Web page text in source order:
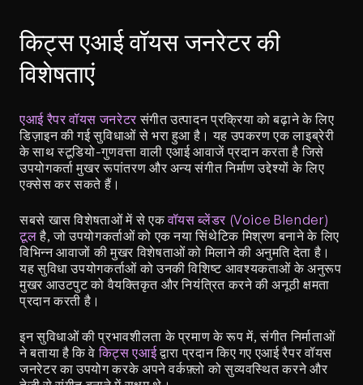
किट्स एआई वॉयस जनरेटर की
विशेषताएं
एआई रैपर वॉयस जनरेटर संगीत उत्पादन प्रक्रिया को बढ़ाने के लिए
डिज़ाइन की गई सुविधाओं से भरा हुआ है। यह उपकरण एक लाइब्रेरी
के साथ स्टूडियो-गुणवत्ता वाली एआई आवाजें प्रदान करता है जिसे
उपयोगकर्ता मुखर रूपांतरण और अन्य संगीत निर्माण उद्देश्यों के लिए
एक्सेस कर सकते हैं।
सबसे खास विशेषताओं में से एक वॉयस ब्लेंडर (Voice Blender)
टूल है, जो उपयोगकर्ताओं को एक नया सिंथेटिक मिश्रण बनाने के लिए
विभिन्न आवाजों की मुखर विशेषताओं को मिलाने की अनुमति देता है।
यह सुविधा उपयोगकर्ताओं को उनकी विशिष्ट आवश्यकताओं के अनुरूप
मुखर आउटपुट को वैयक्तिकृत और नियंत्रित करने की अनूठी क्षमता
प्रदान करती है।
इन सुविधाओं की प्रभावशीलता के प्रमाण के रूप में, संगीत निर्माताओं
ने बताया है कि वे किट्स एआई द्वारा प्रदान किए गए एआई रैपर वॉयस
जनरेटर का उपयोग करके अपने वर्कफ़्लो को सुव्यवस्थित करने और